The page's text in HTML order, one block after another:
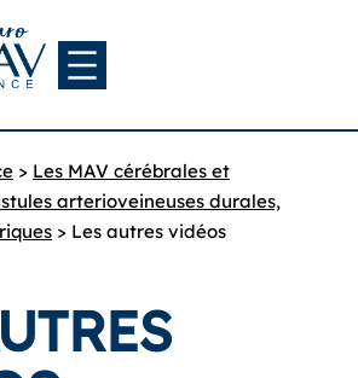
> Les MAV cérébrales et
arterioveineuses durales,
> Les autres vidéos